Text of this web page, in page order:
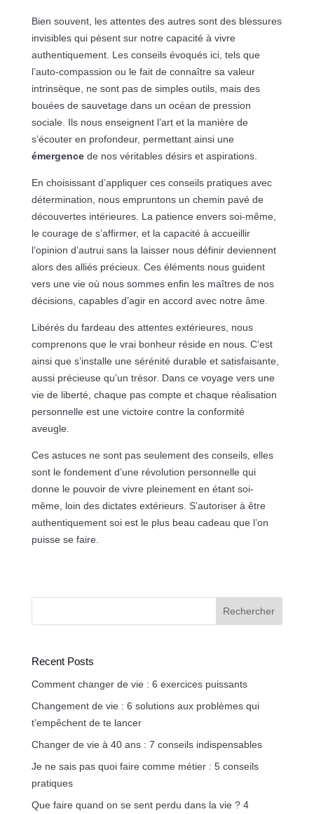
Bien souvent, les attentes des autres sont des blessures
invisibles qui pèsent sur notre capacité à vivre
authentiquement. Les conseils évoqués ici, tels que
l’auto-compassion ou le fait de connaître sa valeur
intrinsèque, ne sont pas de simples outils, mais des
bouées de sauvetage dans un océan de pression
sociale. Ils nous enseignent l’art et la manière de
s’écouter en profondeur, permettant ainsi une
émergencede nos véritables désirs et aspirations.
En choisissant d’appliquer ces conseils pratiques avec
détermination, nous empruntons un chemin pavé de
découvertes intérieures. La patience envers soi-même,
le courage de s’affirmer, et la capacité à accueillir
l’opinion d’autrui sans la laisser nous définir deviennent
alors des alliés précieux. Ces éléments nous guident
vers une vie où nous sommes enfin les maîtres de nos
décisions, capables d’agir en accord avec notre âme.
Libérés du fardeau des attentes extérieures, nous
comprenons que le vrai bonheur réside en nous. C’est
ainsi que s’installe une sérénité durable et satisfaisante,
aussi précieuse qu’un trésor. Dans ce voyage vers une
vie de liberté, chaque pas compte et chaque réalisation
personnelle est une victoire contre la conformité
aveugle.
Ces astuces ne sont pas seulement des conseils, elles
sont le fondement d’une révolution personnelle qui
donne le pouvoir de vivre pleinement en étant soi-
même, loin des dictates extérieurs. S’autoriser à être
authentiquement soi est le plus beau cadeau que l’on
puisse se faire.
Rechercher
Recent Posts
Comment changer de vie : 6 exercices puissants
Changement de vie : 6 solutions aux problèmes qui
t’empêchent de te lancer
Changer de vie à 40 ans : 7 conseils indispensables
Je ne sais pas quoi faire comme métier : 5 conseils
pratiques
Que faire quand on se sent perdu dans la vie ? 4